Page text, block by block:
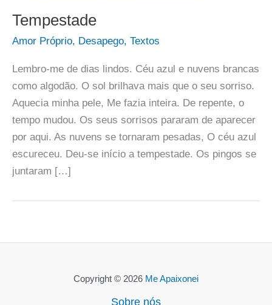
Tempestade
Amor Próprio, Desapego, Textos
Lembro-me de dias lindos. Céu azul e nuvens brancas
como algodão. O sol brilhava mais que o seu sorriso.
Aquecia minha pele, Me fazia inteira. De repente, o
tempo mudou. Os seus sorrisos pararam de aparecer
por aqui. As nuvens se tornaram pesadas, O céu azul
escureceu. Deu-se início a tempestade. Os pingos se
juntaram […]
Copyright © 2026 Me Apaixonei
Sobre nós